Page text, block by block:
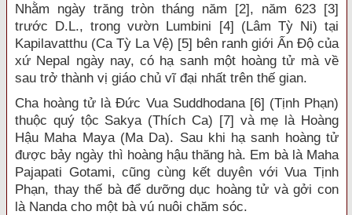
Nhằm ngày trăng tròn tháng năm [2], năm 623 [3]
trước D.L., trong vườn Lumbini [4] (Lâm Tỳ Ni) tại
Kapilavatthu (Ca Tỳ La Vệ) [5] bên ranh giới Ấn Độ của
xứ Nepal ngày nay, có hạ sanh một hoàng tử mà về
sau trở thành vị giáo chủ vĩ đại nhất trên thế gian.
Cha hoàng tử là Đức Vua Suddhodana [6] (Tịnh Phạn)
thuộc quý tộc Sakya (Thích Ca) [7] và mẹ là Hoàng
Hậu Maha Maya (Ma Da). Sau khi hạ sanh hoàng tử
được bảy ngày thì hoàng hậu thăng hà. Em bà là Maha
Pajapati Gotami, cũng cùng kết duyên với Vua Tịnh
Phạn, thay thế bà để dưỡng dục hoàng tử và gởi con
là Nanda cho một bà vú nuôi chăm sóc.